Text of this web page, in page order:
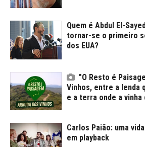
Quem é Abdul El-
tornar-se o primeiro
dos EUA?
"O Resto é
Vinhos, entre a lenda
e a terra onde a vinha
Carlos Paião: uma
em playback